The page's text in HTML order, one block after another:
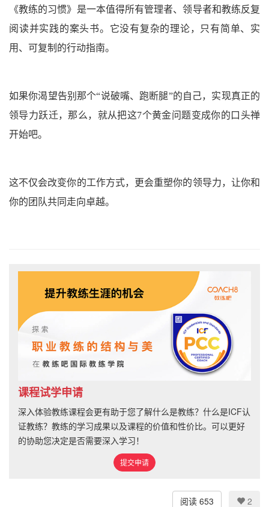
《教练的习惯》是一本值得所有管理者、领导者和教练反复
阅读并实践的案头书。它没有复杂的理论，只有简单、实
用、可复制的行动指南。
如果你渴望告别那个“说破嘴、跑断腿”的自己，实现真正的
领导力跃迁，那么，就从把这7个黄金问题变成你的口头禅
开始吧。
这不仅会改变你的工作方式，更会重塑你的领导力，让你和
你的团队共同走向卓越。
课程试学申请
深入体验教练课程会更有助于您了解什么是教练？什么是ICF认
证教练？教练的学习成果以及课程的价值和性价比。可以更好
的协助您决定是否需要深入学习！
提交申请
阅读 653 2